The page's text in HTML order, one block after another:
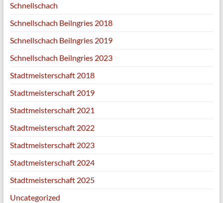
Schnellschach
Schnellschach Beilngries 2018
Schnellschach Beilngries 2019
Schnellschach Beilngries 2023
Stadtmeisterschaft 2018
Stadtmeisterschaft 2019
Stadtmeisterschaft 2021
Stadtmeisterschaft 2022
Stadtmeisterschaft 2023
Stadtmeisterschaft 2024
Stadtmeisterschaft 2025
Uncategorized